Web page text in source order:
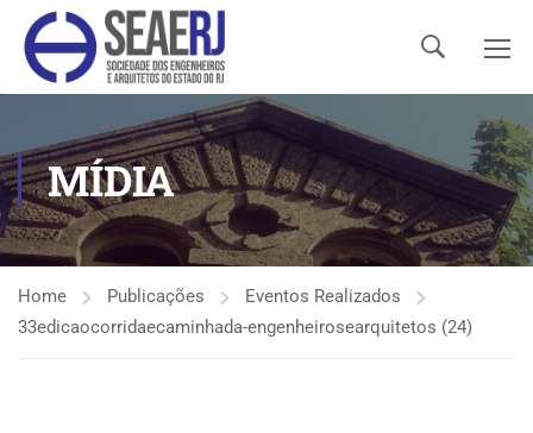
MÍDIA
Home Publicações
Eventos Realizados
33edicaocorridaecaminhada-engenheirosearquitetos (24)